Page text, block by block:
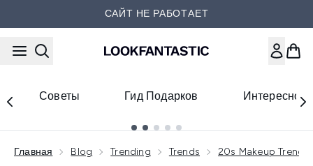
Перейти к основному
САЙТ НЕ РАБОТАЕТ
Советы Гид Подарков Интересное
Главная Blog Trending Trends 20s Makeup Trends